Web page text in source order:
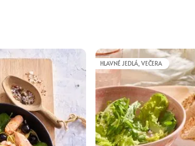
HLAVNÉ JEDLÁ, VEČERA